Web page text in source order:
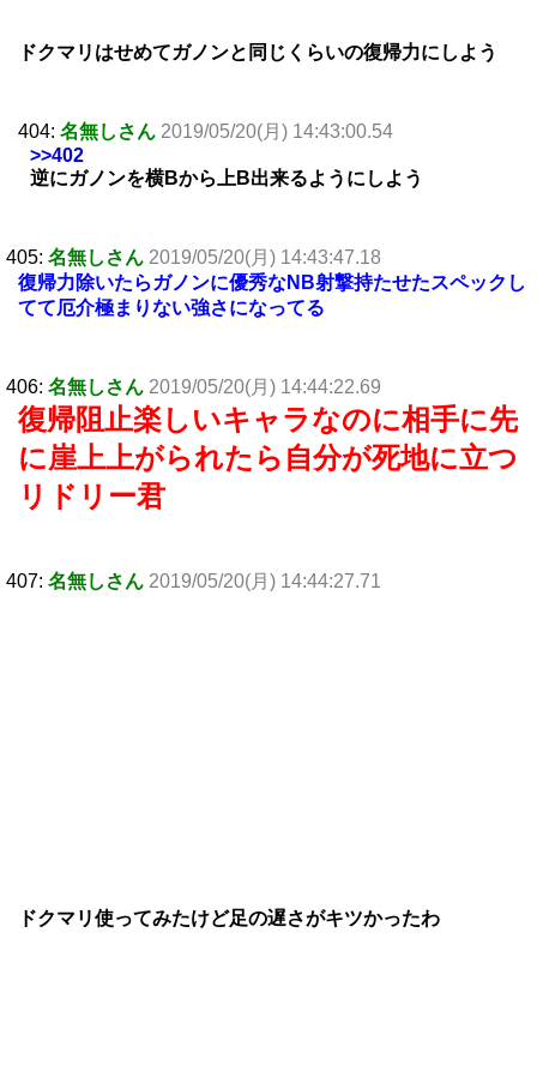
ドクマリはせめてガノンと同じくらいの復帰力にしよう
404: 名無しさん 2019/05/20(月) 14:43:00.54
>>402
逆にガノンを横Bから上B出来るようにしよう
405: 名無しさん 2019/05/20(月) 14:43:47.18
復帰力除いたらガノンに優秀なNB射撃持たせたスペックし
てて厄介極まりない強さになってる
406: 名無しさん 2019/05/20(月) 14:44:22.69
復帰阻止楽しいキャラなのに相手に先
に崖上上がられたら自分が死地に立つ
リドリー君
407: 名無しさん 2019/05/20(月) 14:44:27.71
ドクマリ使ってみたけど足の遅さがキツかったわ